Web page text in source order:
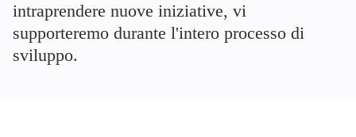
intraprendere nuove iniziative, vi
supporteremo durante l'intero processo di
sviluppo.